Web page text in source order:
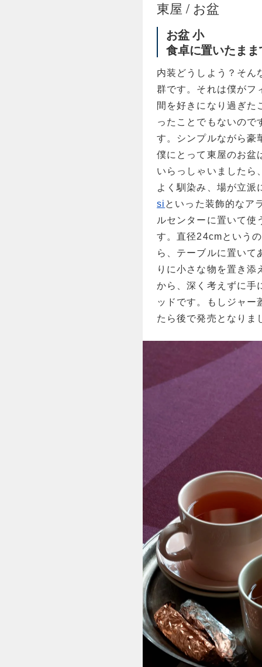
東屋 / お盆
お盆 小
食卓に置いたま
内装どうしよう？そん
群です。それは僕がフ
間を好きになり過ぎた
ったことでもないので
す。シンプルながら豪
僕にとって東屋のお盆
いらっしゃいましたら
よく馴染み、場が立派
si といった装飾的なア
ルセンターに置いて使
す。直径24cmという
ら、テーブルに置いて
りに小さな物を置き添
から、深く考えずに手
ッドです。もしジャー
たら後で発売となりま